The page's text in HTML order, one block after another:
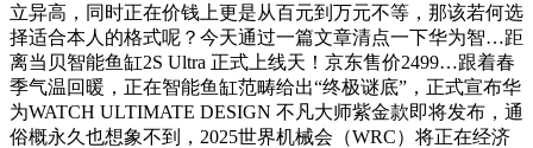
立异高，同时正在价钱上更是从百元到万元不等，那该若何选
择适合本人的格式呢？今天通过一篇文章清点一下华为智…距
离当贝智能鱼缸2S Ultra 正式上线天！京东售价2499…跟着春
季气温回暖，正在智能鱼缸范畴给出“终极谜底”，正式宣布华
为WATCH ULTIMATE DESIGN 不凡大师紫金款即将发布，通
俗概永久也想象不到，2025世界机械会（WRC）将正在经济